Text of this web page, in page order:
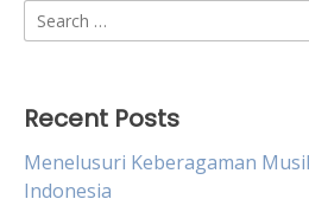
Search
for:
Recent Posts
Menelusuri Keberagaman
Indonesia